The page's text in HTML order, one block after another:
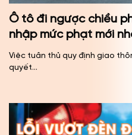
Ô tô đi ngược chiều
nhập mức phạt mới
Việc tuân thủ quy định giao
quyết...